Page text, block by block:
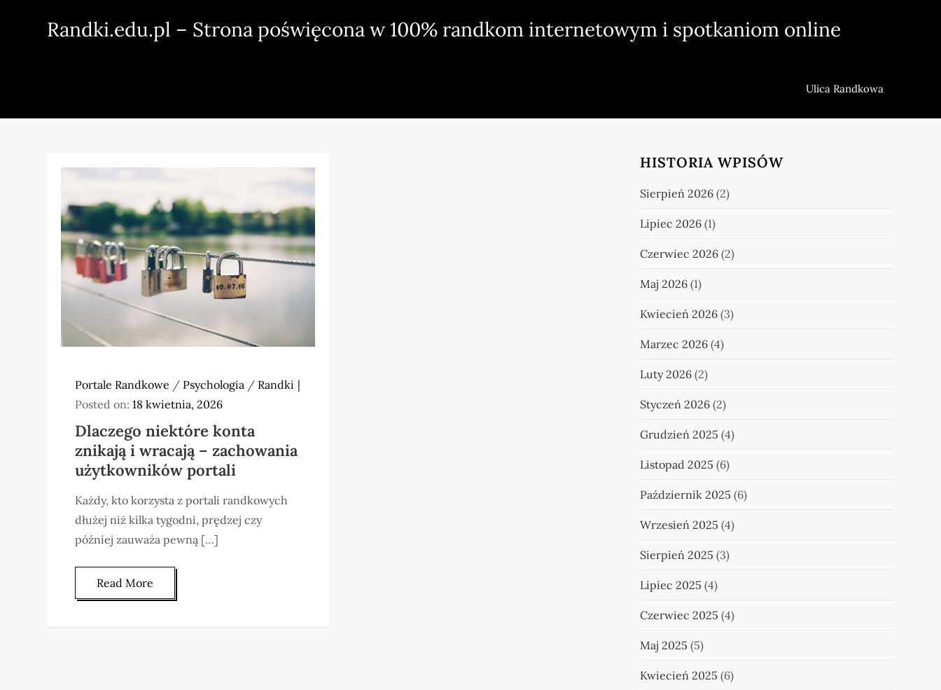
Randki.edu.pl – Strona poświęcona w 100% randkom internetowym i spotkaniom online
Ulica Randkowa
Portale Randkowe / Psychologia / Randki
Posted on:18 kwietnia, 2026
Dlaczego niektóre konta
znikają i wracają – zachowania
użytkowników portali
Każdy, kto korzysta z portali randkowych
dłużej niż kilka tygodni, prędzej czy
później zauważa pewną […]
Read More
HISTORIA WPISÓW
Sierpień 2026(2)
Lipiec 2026(1)
Czerwiec 2026(2)
Maj 2026(1)
Kwiecień 2026(3)
Marzec 2026(4)
Luty 2026(2)
Styczeń 2026(2)
Grudzień 2025 (4)
Listopad 2025 (6)
Październik 2025 (6)
Wrzesień 2025 (4)
Sierpień 2025 (3)
Lipiec 2025 (4)
Czerwiec 2025 (4)
Maj 2025 (5)
Kwiecień 2025 (6)